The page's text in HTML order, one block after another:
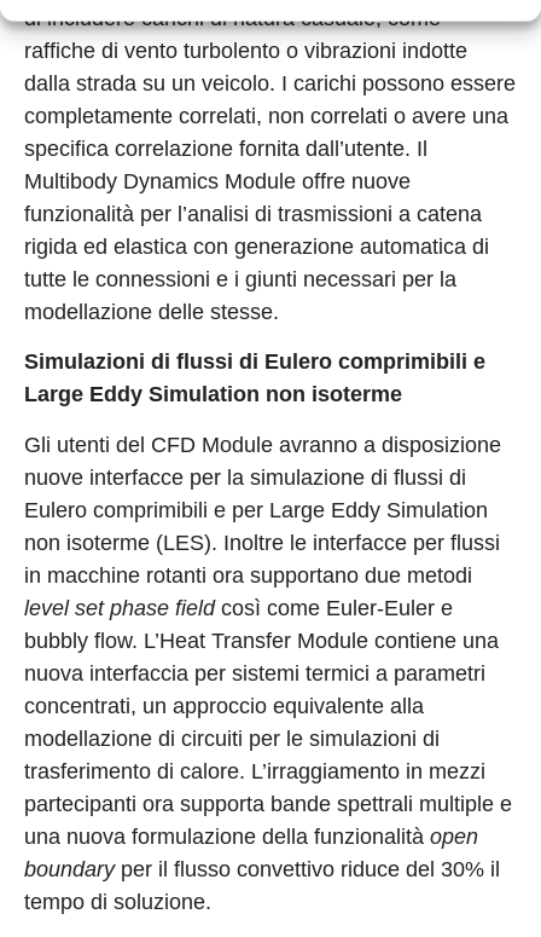
di includere carichi di natura casuale, come
raffiche di vento turbolento o vibrazioni indotte
dalla strada su un veicolo. I carichi possono essere
completamente correlati, non correlati o avere una
specifica correlazione fornita dall’utente. Il
Multibody Dynamics Module offre nuove
funzionalità per l’analisi di trasmissioni a catena
rigida ed elastica con generazione automatica di
tutte le connessioni e i giunti necessari per la
modellazione delle stesse.
Simulazioni di flussi di Eulero comprimibili e
Large Eddy Simulation non isoterme
Gli utenti del CFD Module avranno a disposizione
nuove interfacce per la simulazione di flussi di
Eulero comprimibili e per Large Eddy Simulation
non isoterme (LES). Inoltre le interfacce per flussi
in macchine rotanti ora supportano due metodi
level set phase fieldcosì come Euler-Euler e
bubbly flow. L’Heat Transfer Module contiene una
nuova interfaccia per sistemi termici a parametri
concentrati, un approccio equivalente alla
modellazione di circuiti per le simulazioni di
trasferimento di calore. L’irraggiamento in mezzi
partecipanti ora supporta bande spettrali multiple e
una nuova formulazione della funzionalità open
boundaryper il flusso convettivo riduce del 30% il
tempo di soluzione.